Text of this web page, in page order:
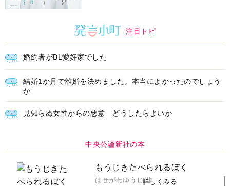
注目トピ
婚約者がBL愛好家でした
結婚1か月で離婚を決めました。本当によかったのでしょう
か
見知らぬ女性からの悪意 どうしたらよいか
中央公論新社の本
もうじきたべられるぼく
はせがわゆうじ 作詳しくみる